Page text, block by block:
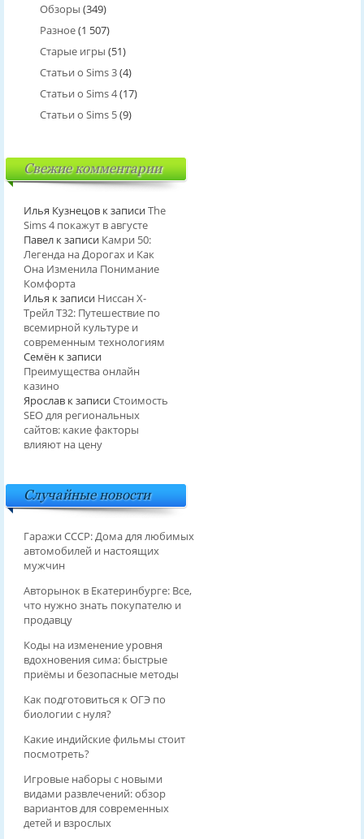
Обзоры (349)
Разное(1 507)
Старые игры (51)
Статьи о Sims 3(4)
Статьи о Sims 4(17)
Статьи о Sims 5(9)
Свежие комментарии
Илья Кузнецовк записиThe
Sims 4 покажут в августе
Павелк записи Камри 50:
Легенда на Дорогах и Как
Она Изменила Понимание
Комфорта
Илья к записи Ниссан Х-
Трейл T32: Путешествие по
всемирной культуре и
современным технологиям
Семёнк записи
Преимущества онлайн
казино
Ярославк записиСтоимость
SEO для региональных
сайтов: какие факторы
влияют на цену
Случайные новости
Гаражи СССР: Дома для любимых
автомобилей и настоящих
мужчин
Авторынок в Екатеринбурге: Все,
что нужно знать покупателю и
продавцу
Коды на изменение уровня
вдохновения сима: быстрые
приёмы и безопасные методы
Как подготовиться к ОГЭ по
биологии с нуля?
Какие индийские фильмы стоит
посмотреть?
Игровые наборы с новыми
видами развлечений: обзор
вариантов для современных
детей и взрослых